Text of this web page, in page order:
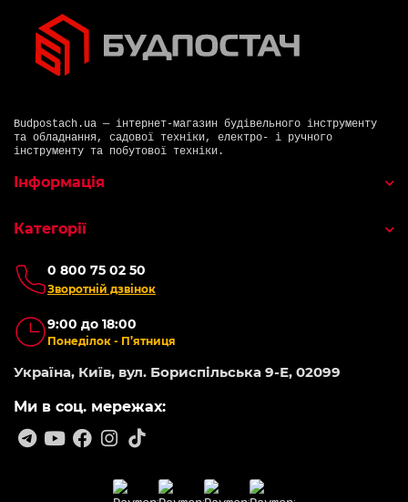
Budpostach.ua — інтернет-магазин будівельного інструменту
та обладнання, садової техніки, електро- і ручного
інструменту та побутової техніки.
0 800 75 02 50
Зворотній дзвінок
9:00 до 18:00
Понеділок - П’ятниця
Україна, Київ, вул. Бориспільська 9-Е, 02099
Ми в соц. мережах:
Інформація
Категорії